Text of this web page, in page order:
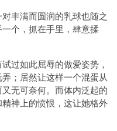
丰满而圆润的乳球也随之
个，抓在手里，肆意揉
如此屈辱的做爱姿势，
；居然让这样一个混蛋从
无可奈何。而体内泛起的
神上的愤恨，这让她格外